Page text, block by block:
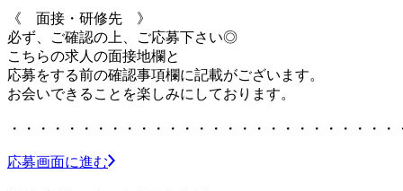
《 面接・研修先 》
必ず、ご確認の上、ご応募下さい◎
こちらの求人の面接地欄と
応募をする前の確認事項欄に記載がございます。
お会いできることを楽しみにしております。
・・・・・・・・・・・・・・・・・・・・・・・・・・・
応募画面に進む